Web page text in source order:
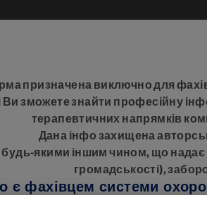
призначена виключно для
Ви зможете знайти професійну
терапевтичних напрямків
Дана інфо захищена
якими іншим чином, що надає
громадськості),
фахівцем системи